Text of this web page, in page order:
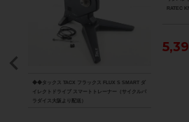
◆◆タックス TACX フラックス FLUX S SMART ダ
イレクトドライブ スマートトレーナー（サイクルパ
ラダイス大阪より配送）
RATEC